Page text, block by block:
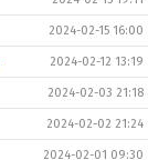
2024-02-15 16:00
2024-02-12 13:19
2024-02-03 21:18
2024-02-02 21:24
2024-02-01 09:30